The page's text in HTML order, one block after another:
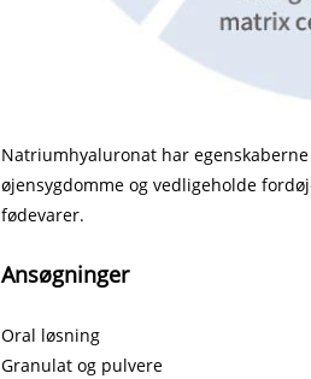
Natriumhyaluronat har
øjensygdomme og vedligeholde
fødevarer.
Ansøgninger
Oral løsning
Granulat og pulvere